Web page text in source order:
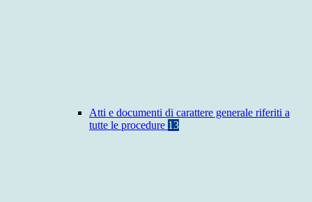
Atti e documenti di carattere generale riferiti a
tutte le procedure 13